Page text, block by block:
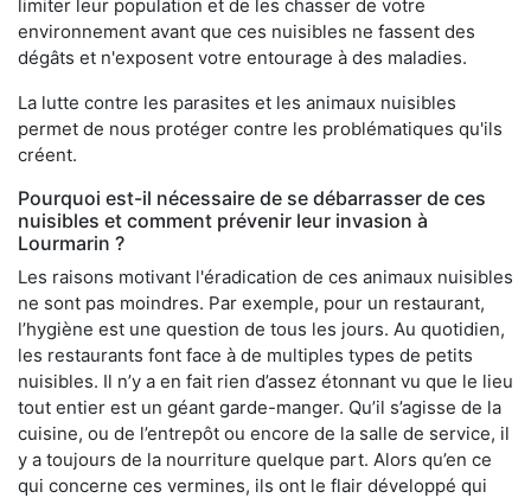
limiter leur population et de les chasser de votre
environnement avant que ces nuisibles ne fassent des
dégâts et n'exposent votre entourage à des maladies.
La lutte contre les parasites et les animaux nuisibles
permet de nous protéger contre les problématiques qu'ils
créent.
Pourquoi est-il nécessaire de se débarrasser de ces
nuisibles et comment prévenir leur invasion à
Lourmarin ?
Les raisons motivant l'éradication de ces animaux nuisibles
ne sont pas moindres. Par exemple, pour un restaurant,
l’hygiène est une question de tous les jours. Au quotidien,
les restaurants font face à de multiples types de petits
nuisibles. Il n’y a en fait rien d’assez étonnant vu que le lieu
tout entier est un géant garde-manger. Qu’il s’agisse de la
cuisine, ou de l’entrepôt ou encore de la salle de service, il
y a toujours de la nourriture quelque part. Alors qu’en ce
qui concerne ces vermines, ils ont le flair développé qui